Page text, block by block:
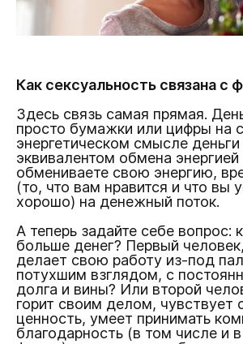
Как сексуальность связана с
Здесь связь самая прямая.
просто бумажки или цифры на
энергетическом смысле
эквивалентом обмена
обмениваете свою энергию,
(то, что вам нравится и что вы
хорошо) на денежный поток.
А теперь задайте себе вопрос:
больше денег? Первый
делает свою работу из-под
потухшим взглядом, с
долга и вины? Или второй
горит своим делом, чувствует
ценность, умеет принимать
благодарность (в том числе и